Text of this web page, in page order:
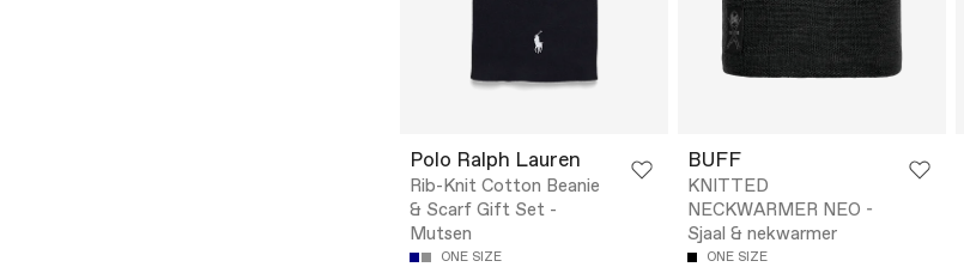
Polo Ralph Lauren
Rib-Knit Cotton Beanie
& Scarf Gift Set -
Mutsen
ONE SIZE
BUFF
KNITTED
NECKWARMER NEO -
Sjaal & nekwarmer
ONE SIZE